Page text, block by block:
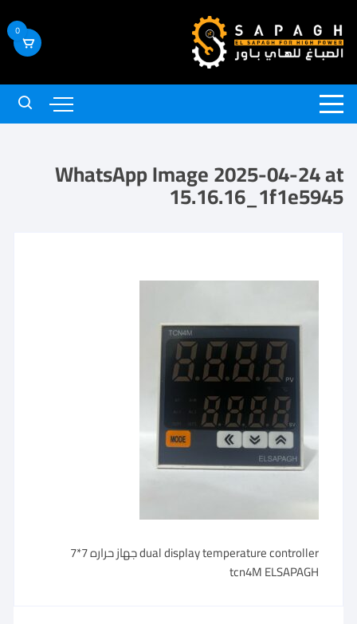
0
WhatsApp Image 2025-04-24 at
15.16.16_1f1e5945
dual display temperature controller جهاز حراره 7*7
tcn4M ELSAPAGH